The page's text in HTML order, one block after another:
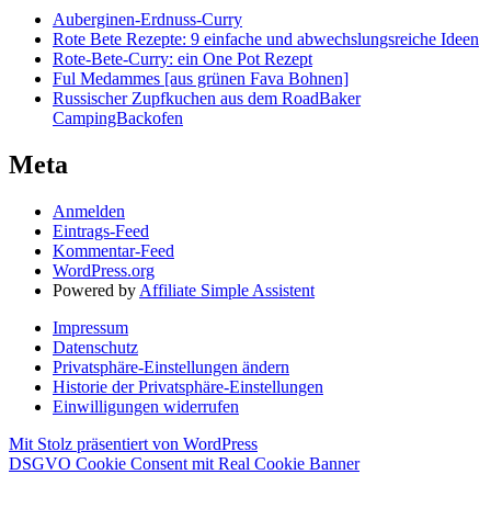
Auberginen-Erdnuss-Curry
Rote Bete Rezepte: 9 einfache und abwechslungsreiche Ideen
Rote-Bete-Curry: ein One Pot Rezept
Ful Medammes [aus grünen Fava Bohnen]
Russischer Zupfkuchen aus dem RoadBaker
CampingBackofen
Meta
Anmelden
Eintrags-Feed
Kommentar-Feed
WordPress.org
Powered by Affiliate Simple Assistent
Impressum
Datenschutz
Privatsphäre-Einstellungen ändern
Historie der Privatsphäre-Einstellungen
Einwilligungen widerrufen
Mit Stolz präsentiert von WordPress
DSGVO Cookie Consent mit Real Cookie Banner